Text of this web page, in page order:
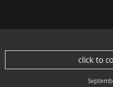
click to